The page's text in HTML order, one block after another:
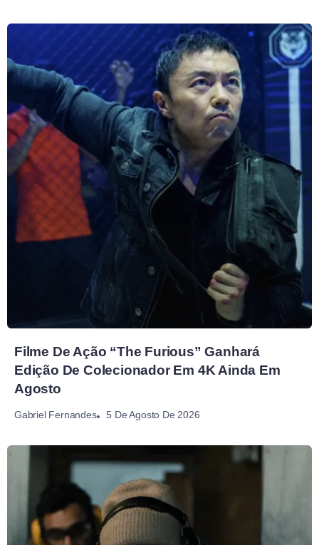
Filme De Ação “The Furious” Ganhará
Edição De Colecionador Em 4K Ainda Em
Agosto
Gabriel Fernandes 5 De Agosto De 2026